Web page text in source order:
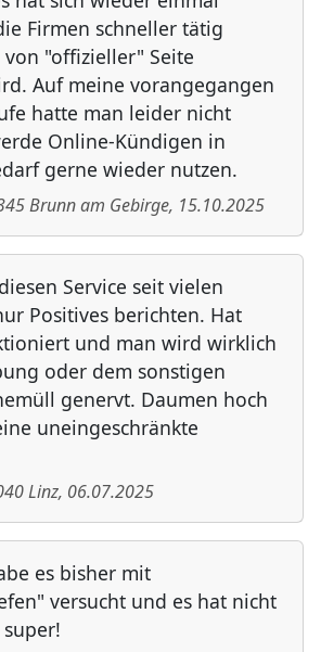
Firmen schneller tätig
"offizieller" Seite
Auf meine vorangegangen
hatte man leider nicht
Online-Kündigen in
gerne wieder nutzen.
Brunn am Gebirge, 15.10.2025
Service seit vielen
Positives berichten. Hat
und man wird wirklich
oder dem sonstigen
genervt. Daumen hoch
uneingeschränkte
Linz, 06.07.2025
es bisher mit
versucht und es hat nicht